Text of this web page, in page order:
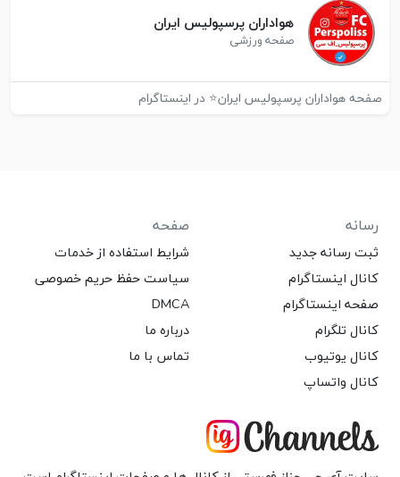
هواداران پرسپولیس ایران
صفحه ورزشی
صفحه هواداران پرسپولیس ایران⭐ در اینستاگرام
رسانه
ثبت رسانه جدید
کانال اینستاگرام
صفحه اینستاگرام
کانال تلگرام
کانال یوتیوب
کانال واتساپ
صفحه
شرایط استفاده از خدمات
سیاست حفظ حریم خصوصی
DMCA
درباره ما
تماس با ما